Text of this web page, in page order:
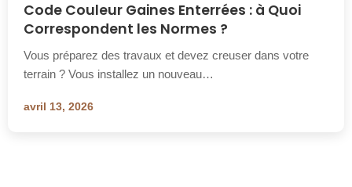
Code Couleur Gaines Enterrées : à Quoi
Correspondent les Normes ?
Vous préparez des travaux et devez creuser dans votre
terrain ? Vous installez un nouveau…
avril 13, 2026